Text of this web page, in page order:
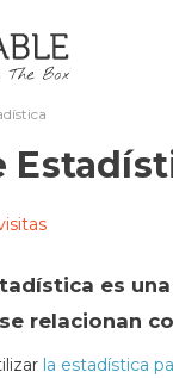
es
relacionan
la estadística